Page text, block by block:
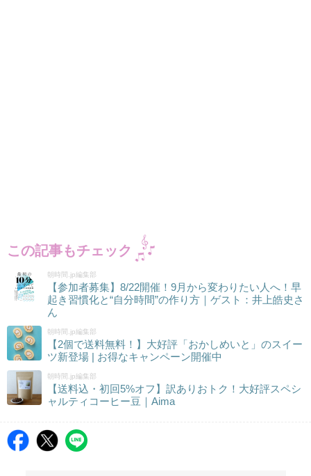
この記事もチェック
朝時間.jp編集部
【参加者募集】8/22開催！9月から変わりたい人へ！早
起き習慣化と“自分時間”の作り方｜ゲスト：井上皓史さ
ん
朝時間.jp編集部
【2個で送料無料！】大好評「おかしめいと」のスイー
ツ新登場 | お得なキャンペーン開催中
朝時間.jp編集部
【送料込・初回5%オフ】訳ありおトク！大好評スペシ
ャルティコーヒー豆｜Aima